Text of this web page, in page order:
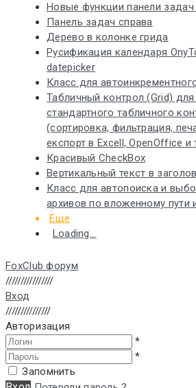
Новые функции панели задач
Панель задач справа
Дерево в колонке грида
Русификация календаря
datepicker
Класс для
Табличный контрол (Grid)
стандартного табличного
(сортировка, фильтрация,
експорт в Excell, OpenOffice и
Красивый CheckBox
Вертикальный текст в
Класс для автопоиска и
архивов по вложенному пути
Еще
Loading...
FoxClub форум
////////////////
Вход
///////////////
Авторизация
*
*
Запомнить